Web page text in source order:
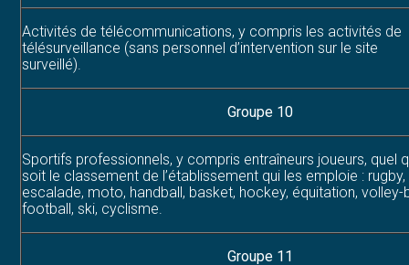
Activités de télécommunications, y compris les activités de
télésurveillance (sans personnel d’intervention sur le site
surveillé).
Groupe 10
Sportifs professionnels, y compris entraîneurs joueurs, quel
soit le classement de l’établissement qui les emploie : rugby,
escalade, moto, handball, basket, hockey, équitation, volley-
football, ski, cyclisme.
Groupe 11